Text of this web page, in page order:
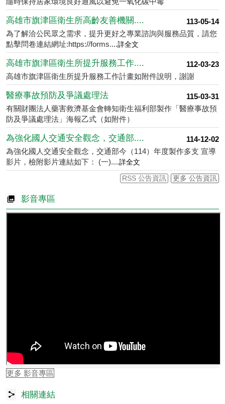
113-05-14
高雄市旗津區衛生所高齡友善機關....
為了解洽公民眾之需求，提升更好之專業諮詢與服務品質，請您
點擊問卷連結網址:https://forms....詳全文
112-03-23
高雄市旗津區衛生所提升服務工作....
高雄市旗津區衛生所提升服務工作計畫如附件說明，謝謝
115-03-31
醫療事故預防及爭議處理法
有關財團法人藥害救濟基金會轉知衛生福利部製作「醫療事故預
防及爭議處理法」海報乙式（如附件）
114-12-02
為強化國人交通安全觀念，交通部....
為強化國人交通安全觀念，交通部今（114）年度製作多支 宣導
影片，檢附影片連結如下： (一)....詳全文
RSS 公告資訊 更多 公告資訊
影音專區
更多 影音專區
相關連結